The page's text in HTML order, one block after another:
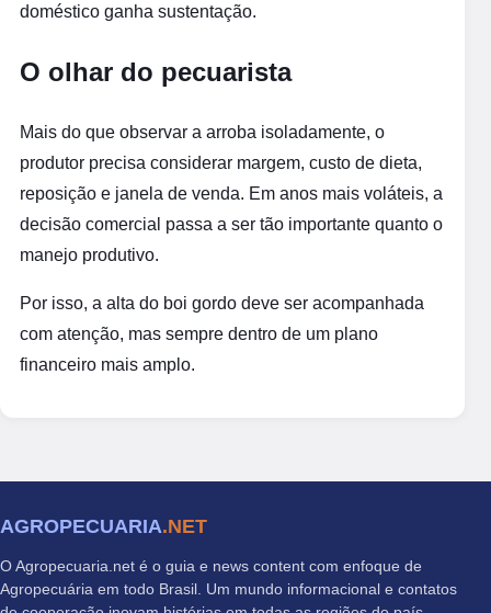
doméstico ganha sustentação.
O olhar do pecuarista
Mais do que observar a arroba isoladamente, o
produtor precisa considerar margem, custo de dieta,
reposição e janela de venda. Em anos mais voláteis, a
decisão comercial passa a ser tão importante quanto o
manejo produtivo.
Por isso, a alta do boi gordo deve ser acompanhada
com atenção, mas sempre dentro de um plano
financeiro mais amplo.
AGROPECUARIA.NET
O Agropecuaria.net é o guia e news content com enfoque de
Agropecuária em todo Brasil. Um mundo informacional e contatos